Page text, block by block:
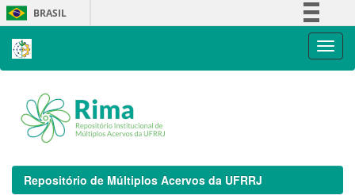
Skip
navigation
BRASIL
Repositório de Múltiplos Acervos da UFRRJ